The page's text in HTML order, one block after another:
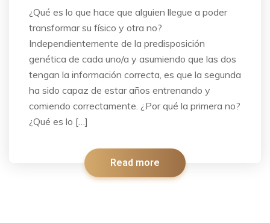
¿Qué es lo que hace que alguien llegue a poder
transformar su físico y otra no?
Independientemente de la predisposición
genética de cada uno/a y asumiendo que las dos
tengan la información correcta, es que la segunda
ha sido capaz de estar años entrenando y
comiendo correctamente. ¿Por qué la primera no?
¿Qué es lo […]
Read more